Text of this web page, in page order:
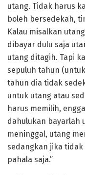
utang. Tidak harus
boleh bersedekah,
Kalau misalkan
dibayar dulu saja
utang ditagih. Tapi
sepuluh tahun
tahun dia tidak
untuk utang atau
harus memilih,
dahulukan bayarlah
meninggal, utang
sedangkan jika
pahala saja.”